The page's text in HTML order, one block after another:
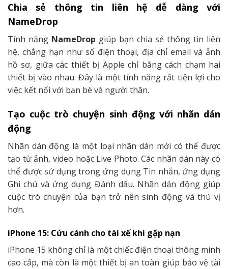
Chia sẻ thông tin liên hệ dễ dàng với
NameDrop
Tính năng NameDrop giúp bạn chia sẻ thông tin liên
hệ, chẳng hạn như số điện thoại, địa chỉ email và ảnh
hồ sơ, giữa các thiết bị Apple chỉ bằng cách chạm hai
thiết bị vào nhau. Đây là một tính năng rất tiện lợi cho
việc kết nối với bạn bè và người thân.
Tạo cuộc trò chuyện sinh động với nhãn dán
động
Nhãn dán động là một loại nhãn dán mới có thể được
tạo từ ảnh, video hoặc Live Photo. Các nhãn dán này có
thể được sử dụng trong ứng dụng Tin nhắn, ứng dụng
Ghi chú và ứng dụng Đánh dấu. Nhãn dán động giúp
cuộc trò chuyện của bạn trở nên sinh động và thú vị
hơn.
iPhone 15: Cứu cánh cho tài xế khi gặp nạn
iPhone 15 không chỉ là một chiếc điện thoại thông minh
cao cấp, mà còn là một thiết bị an toàn giúp bảo vệ tài